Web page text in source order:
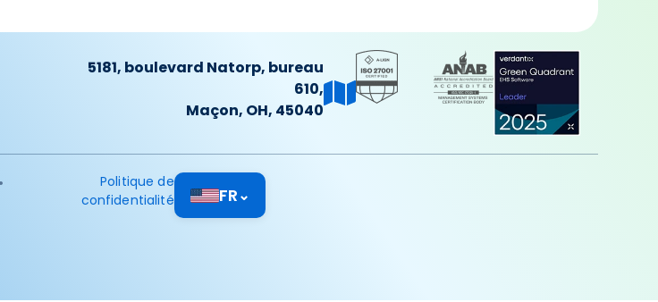
5181, boulevard Natorp, bureau
610,
Maçon, OH, 45040
Politique de
confidentialité
FR⌄